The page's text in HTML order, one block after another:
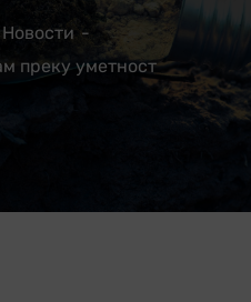
Новости
преку уметност